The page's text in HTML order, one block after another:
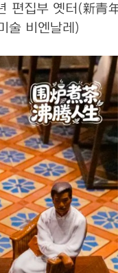
편집부 옛터(新青
술 비엔날레)